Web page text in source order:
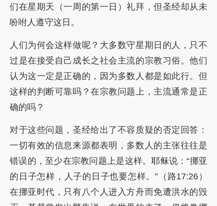
们在星期天（一周的第一日）礼拜，但圣经却从未
吩咐人遵守这日。
人们为何会这样做呢？大多数守星期日的人，只不
过是在接受自己成长之社会主流的宗教习俗。他们
认为这一定是正确的，因为多数人都是如此行。但
这样的判断可靠吗？在宗教问题上，主流通常是正
确的吗？
对于这些问题，圣经给出了不容质疑的否定回答：
一切有效的信息来源都表明，多数人的主张往往是
错误的，至少在宗教问题上是这样。耶稣说：“挪亚
的日子怎样，人子的日子也要怎样。”（路17:26）
在挪亚时代，只有八个人进入方舟而免遭洪水的毁